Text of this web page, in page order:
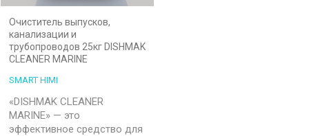
Очиститель выпусков,
канализации и
трубопроводов 25кг DISHMAK
CLEANER MARINE
SMART HIMI
«DISHMAK CLEANER
MARINE» — это
эффективное средство для